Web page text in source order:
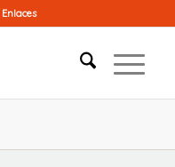
Enlaces